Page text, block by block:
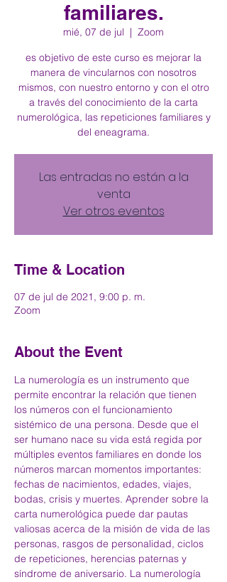
familiares.
mié, 07 de jul
  |
Zoom
es objetivo de este curso es mejorar la
manera de vincularnos con nosotros
mismos, con nuestro entorno y con el otro
a través del conocimiento de la carta
numerológica, las repeticiones familiares y
del eneagrama.
Las entradas no están a la
venta
Ver otros eventos
Time & Location
07 de jul de 2021, 9:00 p. m.
Zoom
About the Event
La numerología es un instrumento que
permite encontrar la relación que tienen
los números con el funcionamiento
sistémico de una persona. Desde que el
ser humano nace su vida está regida por
múltiples eventos familiares en donde los
números marcan momentos importantes:
fechas de nacimientos, edades, viajes,
bodas, crisis y muertes. Aprender sobre la
carta numerológica puede dar pautas
valiosas acerca de la misión de vida de las
personas, rasgos de personalidad, ciclos
de repeticiones, herencias paternas y
síndrome de aniversario. La numerología